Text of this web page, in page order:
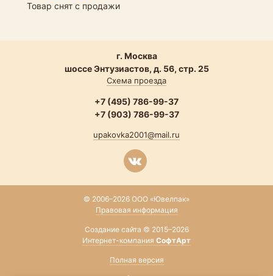
Товар снят с продажи
г. Москва
шоссе Энтузиастов, д. 56, стр. 25
Схема проезда
+7 (495) 786-99-37
+7 (903) 786-99-37
upakovka2001@mail.ru
© 2006–2026 ООО «Ювелпак»
Правовая информация
Создание сайта © 2015–2026
Интернет-компания СофтАрт
Полная версия